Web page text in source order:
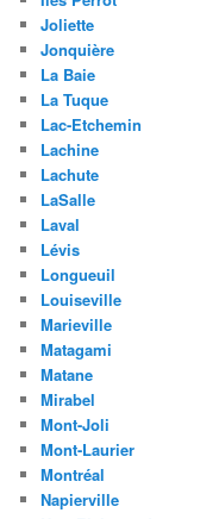
Joliette
Jonquière
La Baie
La Tuque
Lac-Etchemin
Lachine
Lachute
LaSalle
Laval
Lévis
Longueuil
Louiseville
Marieville
Matagami
Matane
Mirabel
Mont-Joli
Mont-Laurier
Montréal
Napierville